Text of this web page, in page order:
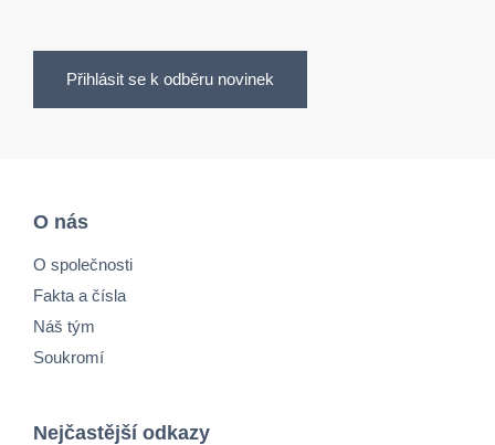
Přihlásit se k odběru novinek
O nás
O společnosti
Fakta a čísla
Náš tým
Soukromí
Nejčastější odkazy